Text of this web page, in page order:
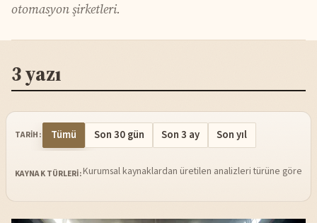
otomasyon şirketleri.
3 yazı
TARIH: Tümü Son 30 gün Son 3 ay Son yıl
KAYNAK TÜRLERI:Kurumsal kaynaklardan üretilen analizleri türüne göre